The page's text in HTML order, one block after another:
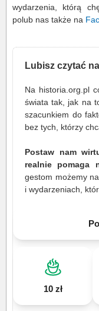
wydarzenia, którą
polub nas także na
Lubisz czytać
Na historia.org.pl
świata tak, jak na
szacunkiem do
bez tych, którzy
Postaw nam
realnie pomaga
gestom możemy
i wydarzeniach,
10 zł